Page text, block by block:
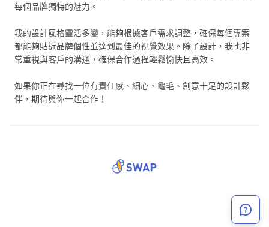
每個品牌獨特的魅力。
我的設計風格靈活多變，能夠根據客戶需求調整，確保每個專案
都能夠貼近品牌個性並達到最佳的視覺效果。除了設計，我也非
常重視與客戶的溝通，確保合作過程輕鬆愉快且高效。
如果你正在尋找一位有責任感、細心、龜毛、創意十足的設計夥
伴，期待與你一起合作！